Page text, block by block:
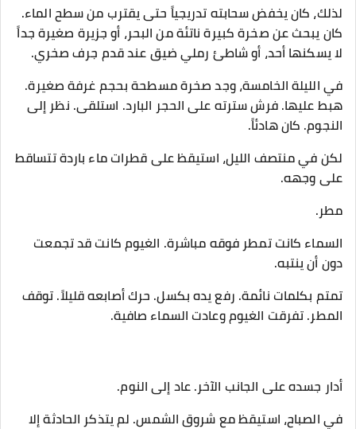
لذلك، كان يخفض سحابته تدريجياً حتى يقترب من سطح الماء.
كان يبحث عن صخرة كبيرة ناتئة من البحر، أو جزيرة صغيرة جداً
لا يسكنها أحد، أو شاطئ رملي ضيق عند قدم جرف صخري.
في الليلة الخامسة، وجد صخرة مسطحة بحجم غرفة صغيرة.
هبط عليها. فرش سترته على الحجر البارد. استلقى. نظر إلى
النجوم. كان هادئاً.
لكن في منتصف الليل، استيقظ على قطرات ماء باردة تتساقط
على وجهه.
مطر.
السماء كانت تمطر فوقه مباشرة. الغيوم كانت قد تجمعت
دون أن ينتبه.
تمتم بكلمات نائمة. رفع يده بكسل. حرك أصابعه قليلاً. توقف
المطر. تفرقت الغيوم وعادت السماء صافية.
أدار جسده على الجانب الآخر. عاد إلى النوم.
في الصباح، استيقظ مع شروق الشمس. لم يتذكر الحادثة إلا